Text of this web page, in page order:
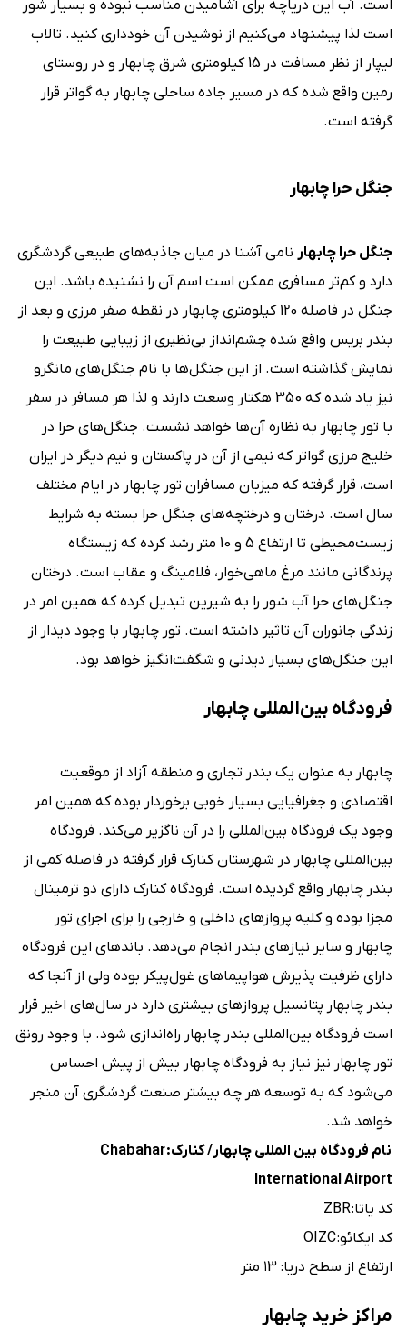
است. آب این دریاچه برای آشامیدن مناسب نبوده و بسیار شور
است لذا پیشنهاد می‌کنیم از نوشیدن آن خودداری کنید. تالاب
لیپار از نظر مسافت در 15 کیلومتری شرق چابهار و در روستای
رمین واقع شده که در مسیر جاده ساحلی چابهار به گواتر قرار
گرفته است.
جنگل حرا چابهار
جنگل حرا چابهار نامی آشنا در میان جاذبه‌های طبیعی گردشگری
دارد و کم‌تر مسافری ممکن است اسم آن را نشنیده باشد. این
جنگل در فاصله 120 کیلومتری چابهار در نقطه صفر مرزی و بعد از
بندر بریس واقع شده چشم‌انداز بی‌نظیری از زیبایی طبیعت را
نمایش گذاشته است. از این جنگل‌ها با نام جنگل‌های مانگرو
نیز یاد شده که 350 هکتار وسعت دارند و لذا هر مسافر در سفر
با تور چابهار به نظاره آن‌ها خواهد نشست. جنگل‌های حرا در
خلیج مرزی گواتر که نیمی از آن در پاکستان و نیم دیگر در ایران
است، قرار گرفته که میزبان مسافران تور چابهار در ایام مختلف
سال است. درختان و درختچه‌های جنگل حرا بسته به شرایط
زیست‌محیطی تا ارتفاع 5 و 10 متر رشد کرده که زیستگاه
پرندگانی مانند مرغ ماهی‌خوار، فلامینگ و عقاب است. درختان
جنگل‌های حرا آب شور را به شیرین تبدیل کرده که همین امر در
زندگی جانوران آن تاثیر داشته است. تور چابهار با وجود دیدار از
این جنگل‌های بسیار دیدنی و شگفت‌انگیز خواهد بود.
فرودگاه بین‌المللی چابهار
چابهار به عنوان یک بندر تجاری و منطقه آزاد از موقعیت
اقتصادی و جغرافیایی بسیار خوبی برخوردار بوده که همین امر
وجود یک فرودگاه بین‌المللی را در آن ناگزیر می‌کند. فرودگاه
بین‌المللی چابهار در شهرستان کنارک قرار گرفته در فاصله کمی از
بندر چابهار واقع گردیده است. فرودگاه کنارک دارای دو ترمینال
مجزا بوده و کلیه پروازهای داخلی و خارجی را برای اجرای تور
چابهار و سایر نیازهای بندر انجام می‌دهد. باندهای این فرودگاه
دارای ظرفیت پذیرش هواپیماهای غول‌پیکر بوده ولی از آنجا که
بندر چابهار پتانسیل پروازهای بیشتری دارد در سال‌های اخیر قرار
است فرودگاه بین‌المللی بندر چابهار راه‌اندازی شود. با وجود رونق
تور چابهار نیز نیاز به فرودگاه چابهار بیش از پیش احساس
می‌شود که به توسعه هر چه بیشتر صنعت گردشگری آن منجر
خواهد شد.
نام فرودگاه بین المللی چابهار/ کنارک: Chabahar
International Airport
کد یاتا: ZBR
کد ایکائو: OIZC
ارتفاع از سطح دریا: ۱3 متر
مراکز خرید چابهار